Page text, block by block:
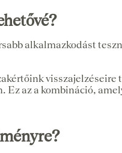
alkalmazkodást
visszajelzéseire
az a kombináció,